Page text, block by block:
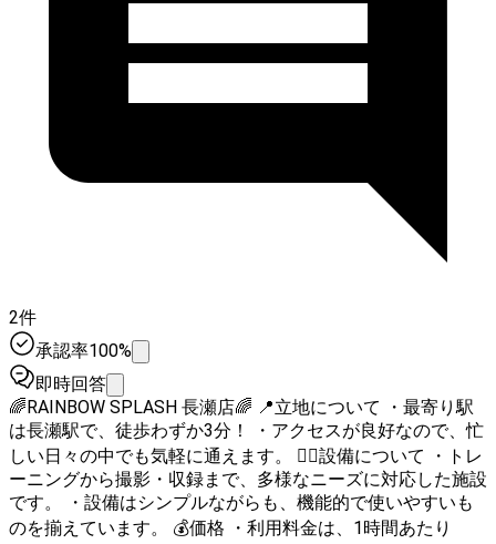
2件
承認率100%
即時回答
🌈RAINBOW SPLASH 長瀬店🌈 📍立地について ・最寄り駅
は長瀬駅で、徒歩わずか3分！ ・アクセスが良好なので、忙
しい日々の中でも気軽に通えます。 🏋️‍♀️設備について ・トレ
ーニングから撮影・収録まで、多様なニーズに対応した施設
です。 ・設備はシンプルながらも、機能的で使いやすいも
のを揃えています。 💰価格 ・利用料金は、1時間あたり